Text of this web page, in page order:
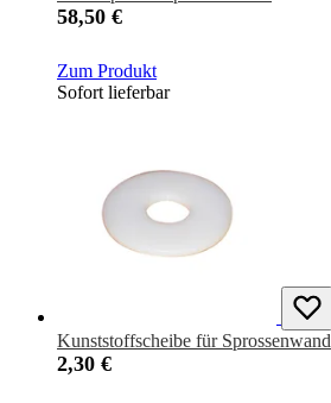
58,50 €
Zum Produkt
Sofort lieferbar
Kunststoffscheibe für Sprossenwand
2,30 €